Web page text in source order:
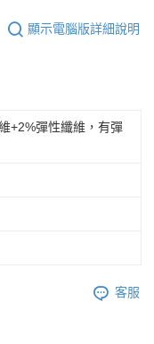
顯示電腦版詳細說明
+2%彈性纖維，有彈
客服